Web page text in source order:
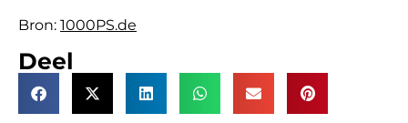
Bron: 1000PS.de
Deel